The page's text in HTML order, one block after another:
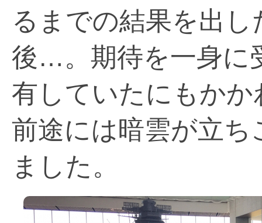
るまでの結果を出
後…。期待を一身に
有していたにもか
前途には暗雲が立
ました。